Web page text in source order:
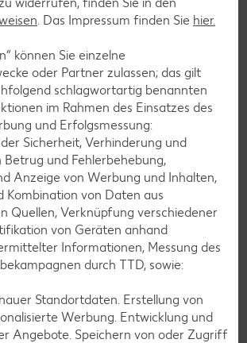
muss nicht automatisch auf
verzichten. Ob süß oder herzhaft –
sondern auch richtig lecker sind.
Rezepte entdecken
. Das Impressum finden Sie hier.
können Sie einzelne
oder Partner zulassen; das gilt
schlagwortartig benannten
im Rahmen des Einsatzes des
und Erfolgsmessung:
Sicherheit, Verhinderung und
und Fehlerbehebung,
Anzeige von Werbung und Inhalten,
Kombination von Daten aus
Quellen, Verknüpfung verschiedener
von Geräten anhand
Informationen, Messung des
durch TTD, sowie:
Standortdaten. Erstellung von
Werbung. Entwicklung und
Angebote. Speichern von oder Zugriff